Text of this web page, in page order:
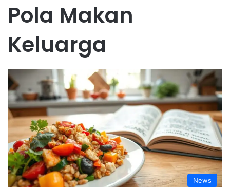
Pola Makan
Keluarga
News